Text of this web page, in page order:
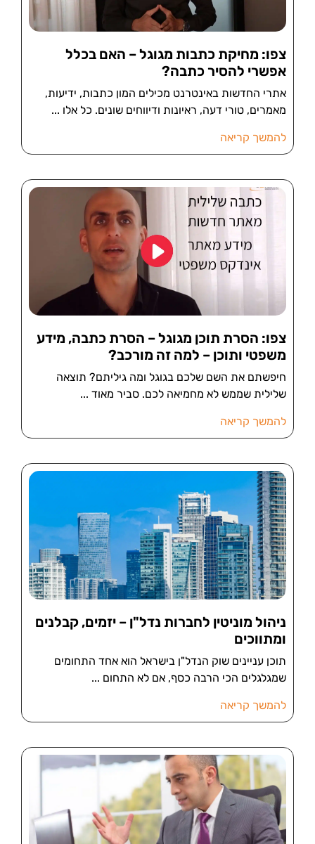
צפו: מחיקת כתבות מגוגל – האם בכלל
אפשרי להסיר כתבה?
אתרי החדשות באינטרנט מכילים המון כתבות, ידיעות,
מאמרים, טורי דעה, ראיונות ודיווחים שונים. כל אלו
להמשך קריאה
צפו: הסרת תוכן מגוגל – הסרת כתבה, מידע
משפטי ותוכן – למה זה מורכב?
חיפשתם את השם שלכם בגוגל ומה גיליתם? תוצאה
שלילית שממש לא מחמיאה לכם. סביר מאוד
להמשך קריאה
ניהול מוניטין לחברות נדל"ן – יזמים, קבלנים
ומתווכים
תוכן עניינים שוק הנדל"ן בישראל הוא אחד התחומים
שמגלגלים הכי הרבה כסף, אם לא התחום
להמשך קריאה